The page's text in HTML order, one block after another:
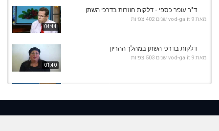
04:44
ד"ר עופר כספי - דלקות חוזרות בדרכי השתן
מאת vod-galit 9 שנים 402 צפיות
01:40
דלקות בדרכי השתן במהלך ההריון
מאת vod-galit 9 שנים 503 צפיות
20 שניות עם ד"ר אוז: כך תמנעו דלקות חוזרות